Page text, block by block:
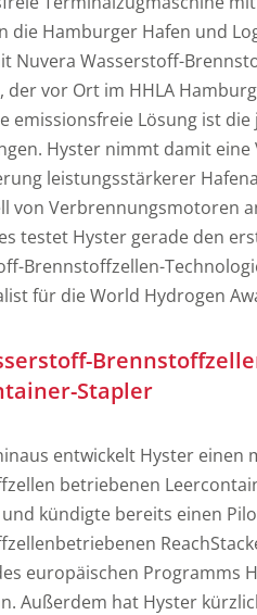
die Hamburger Hafen und
Nuvera Wasserstoff-
der vor Ort im HHLA
emissionsfreie Lösung ist
Hyster nimmt damit
leistungsstärkerer
von Verbrennungsmotoren
testet Hyster gerade den
Brennstoffzellen-
für die World Hydrogen
Stapler
entwickelt Hyster einen
betriebenen
kündigte bereits einen
europäischen Programms
Außerdem hat Hyster